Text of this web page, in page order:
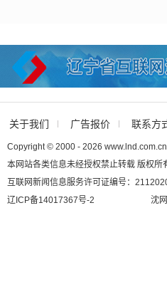
关于我们 广告报价 联系方
Copyright © 2000 - 2026
本网站各类信息未经授权禁止转载 版权
互联网新闻信息服务许可证编号：
辽ICP备14017367号-2
沈